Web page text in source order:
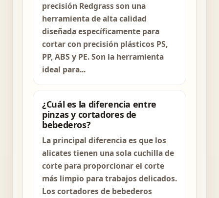
precisión Redgrass son una
herramienta de alta calidad
diseñada específicamente para
cortar con precisión plásticos PS,
PP, ABS y PE. Son la herramienta
ideal para...
¿Cuál es la diferencia entre
pinzas y cortadores de
bebederos?
La principal diferencia es que los
alicates tienen una sola cuchilla de
corte para proporcionar el corte
más limpio para trabajos delicados.
Los cortadores de bebederos